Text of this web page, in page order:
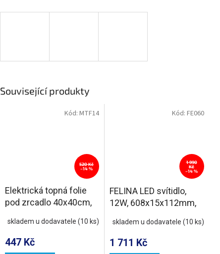
Související produkty
520 Kč
–14 %
Elektrická topná folie
pod zrcadlo 40x40cm,
skladem u dodavatele (10 ks)
447 Kč
Kód: MTF14
1 990
Kč
–14 %
FELINA LED svítidlo,
12W, 608x15x112mm,
skladem u dodavatele (10 ks)
1 711 Kč
Kód: FE060